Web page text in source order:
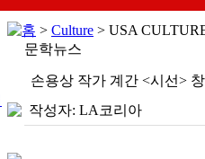
홈 > Culture > USA
문학뉴스
손용상 작가 계간 <시선>
작성자: LA코리아